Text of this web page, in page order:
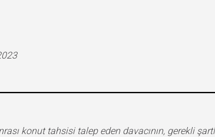
konut tahsisi talep eden davacının, gerekli